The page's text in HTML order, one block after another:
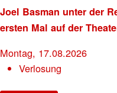
Joel Basman unter der
ersten Mal auf der
Montag, 17.08.2026
Verlosung